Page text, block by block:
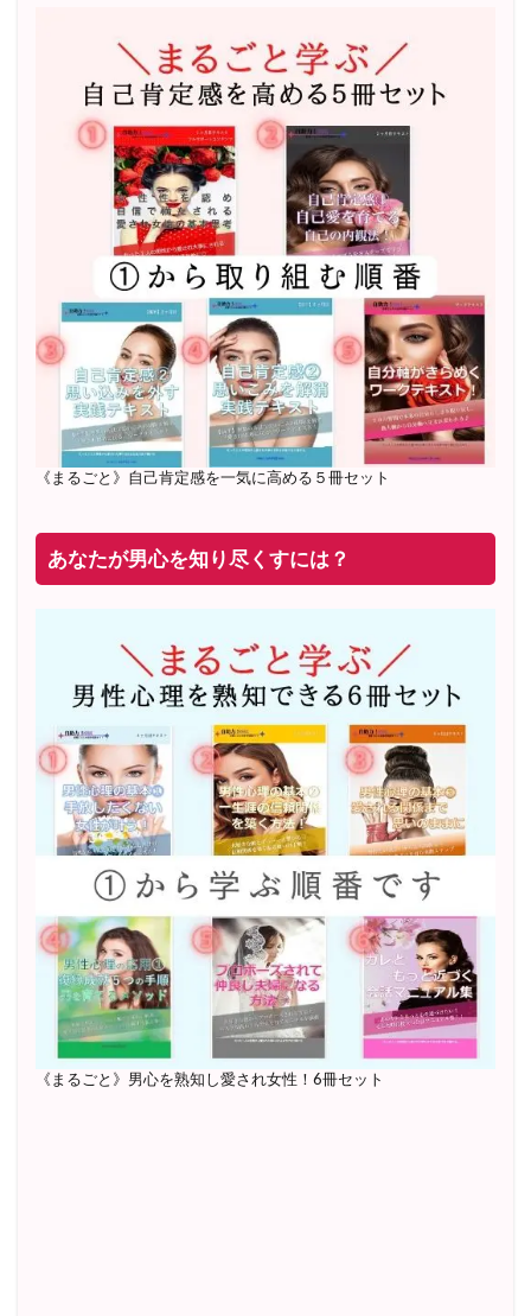
2022年2月〜6月 男性心理グループレッスン 20名様
20年8月〜25年3月 少人数制６ヶ月フルサポート 累計
71名 随時満席
2019年6月 恋愛コーチとして活動を開始
《まるごと》自己肯定感を一気に高める５冊セット
あなたが男心を知り尽くすには？
《まるごと》男心を熟知し愛され女性！6冊セット